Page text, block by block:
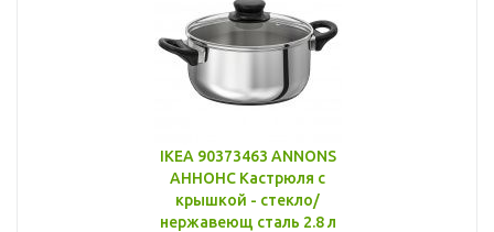
IKEA 90373463 ANNONS
АННОНС Кастрюля с
крышкой - стекло/
нержавеющ сталь 2.8 л